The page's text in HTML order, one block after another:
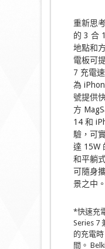
重新思
的 3 合
地點和
電板可
7 充電
為
號提供
方
14 和
驗，可
達 15W
和平躺
可隨身
景之中。
*快速充
Series 7
的充電時
間。